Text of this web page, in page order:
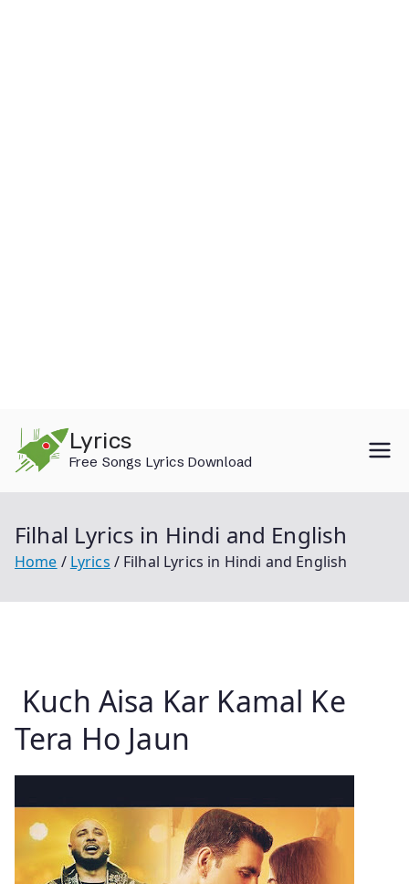
content
Lyrics
Free Songs Lyrics Download
Filhal Lyrics in Hindi and English
Home Lyrics Filhal Lyrics in Hindi and English
Kuch Aisa Kar Kamal Ke
Tera Ho Jaun